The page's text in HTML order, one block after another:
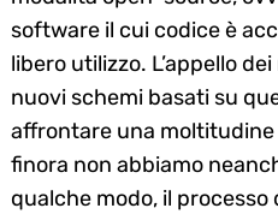
software il cui codice è
libero utilizzo. L’appello
nuovi schemi basati su
affrontare una
finora non abbiamo
qualche modo, il